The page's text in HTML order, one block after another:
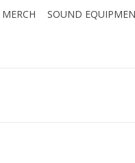
SOUND